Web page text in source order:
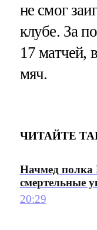
не смог
клубе. За
17 матчей,
мяч.
ЧИТАЙТЕ
Начмед
смертельные
20:29